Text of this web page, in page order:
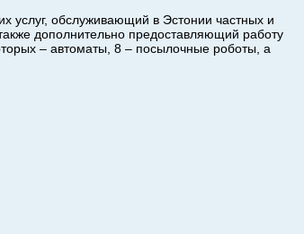
услуг, обслуживающий в Эстонии частных и
дополнительно предоставляющий работу
– автоматы, 8 – посылочные роботы, а